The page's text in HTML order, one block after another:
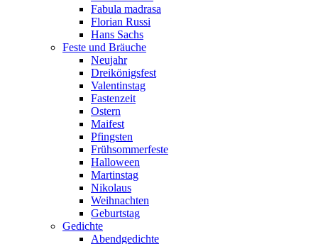
Fabula madrasa
Florian Russi
Hans Sachs
Feste und Bräuche
Neujahr
Dreikönigsfest
Valentinstag
Fastenzeit
Ostern
Maifest
Pfingsten
Frühsommerfeste
Halloween
Martinstag
Nikolaus
Weihnachten
Geburtstag
Gedichte
Abendgedichte